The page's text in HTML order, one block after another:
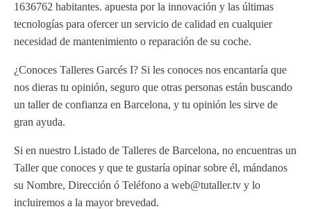
1636762 habitantes. apuesta por la innovación y las últimas
tecnologías para ofercer un servicio de calidad en cualquier
necesidad de mantenimiento o reparación de su coche.
¿Conoces Talleres Garcés I? Si les conoces nos encantaría que
nos dieras tu opinión, seguro que otras personas están buscando
un taller de confianza en Barcelona, y tu opinión les sirve de
gran ayuda.
Si en nuestro Listado de Talleres de Barcelona, no encuentras un
Taller que conoces y que te gustaría opinar sobre él, mándanos
su Nombre, Dirección ó Teléfono a web@tutaller.tv y lo
incluiremos a la mayor brevedad.